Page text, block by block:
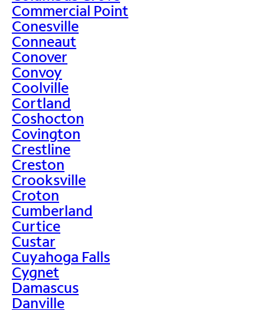
Commercial Point
Conesville
Conneaut
Conover
Convoy
Coolville
Cortland
Coshocton
Covington
Crestline
Creston
Crooksville
Croton
Cumberland
Curtice
Custar
Cuyahoga Falls
Cygnet
Damascus
Danville